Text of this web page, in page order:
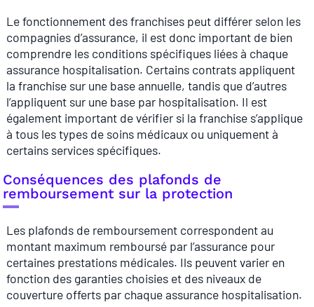
Le fonctionnement des franchises peut différer selon les
compagnies d’assurance, il est donc important de bien
comprendre les conditions spécifiques liées à chaque
assurance hospitalisation. Certains contrats appliquent
la franchise sur une base annuelle, tandis que d’autres
l’appliquent sur une base par hospitalisation. Il est
également important de vérifier si la franchise s’applique
à tous les types de soins médicaux ou uniquement à
certains services spécifiques.
Conséquences des plafonds de
remboursement sur la protection
Les plafonds de remboursement correspondent au
montant maximum remboursé par l’assurance pour
certaines prestations médicales. Ils peuvent varier en
fonction des garanties choisies et des niveaux de
couverture offerts par chaque assurance hospitalisation.